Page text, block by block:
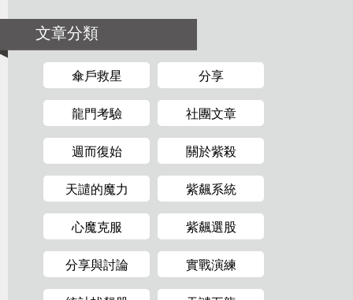
文章分類
傘戶救星 分享
龍門考驗 社團文章
週而復始 關於紫殺
天譴的魔力 紫飆系統
心魔克服 紫飆選股
分享與討論 實戰演練